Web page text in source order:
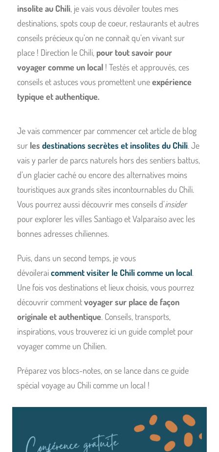
insolite au Chili, je vais vous dévoiler toutes mes
destinations, spots coup de coeur, restaurants et autres
conseils précieux qu’on ne connait qu’en vivant sur
place ! Direction le Chili, pour tout savoir pour
voyager comme un local ! Testés et approuvés, ces
conseils et astuces vous promettent uneexpérience
typiqueet authentique.
Je vais commencer par commencer cet article de blog
sur les destinations secrètes et insolites du Chili. Je
vais y parler de parcs naturels hors des sentiers battus,
d’un glacier caché ou encore des alternatives moins
touristiques aux grands sites incontournables du Chili.
Vous pourrez aussi découvrir mes conseils d’insider
pour explorer les villes Santiago et Valparaíso avec les
bonnes adresses chiliennes.
Puis, dans un second temps, je vous
dévoileraicomment visiter le Chili comme un local.
Une fois vos destinations et lieux choisis, vous pourrez
découvrir commentvoyager sur place de façon
originale et authentique. Conseils, transports,
inspirations, vous trouverez ici un guide complet pour
voyager comme un Chilien.
Préparez vos blocs-notes, on se lance dans ce guide
spécial voyage au Chili comme un local !